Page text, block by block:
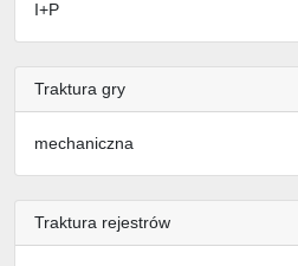
I+P
Traktura gry
mechaniczna
Traktura rejestrów